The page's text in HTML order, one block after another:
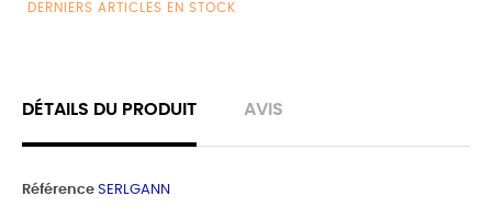
DERNIERS ARTICLES EN STOCK
DÉTAILS DU PRODUIT AVIS
Référence SERLGANN